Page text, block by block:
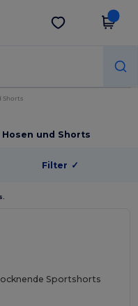
App holen
Shorts
und Shorts
Filter ✓
Sportshorts